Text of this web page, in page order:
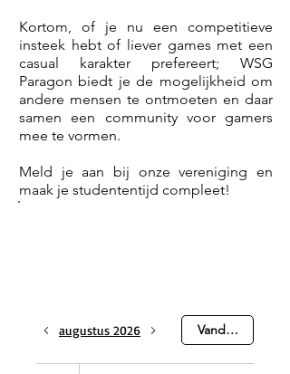
Kortom, of je nu een competitieve
insteek hebt of liever games met een
casual karakter prefereert; WSG
Paragon biedt je de mogelijkheid om
andere mensen te ontmoeten en daar
samen een community voor gamers
mee te vormen.
Meld je aan bij onze vereniging en
maak je studententijd compleet!
augustus 2026 Vandaag